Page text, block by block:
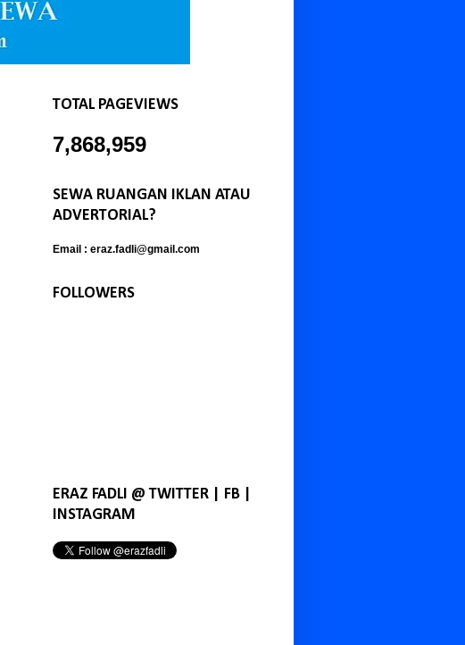
TOTAL PAGEVIEWS
7,868,959
SEWA RUANGAN IKLAN ATAU
ADVERTORIAL?
Email : eraz.fadli@gmail.com
FOLLOWERS
ERAZ FADLI @ TWITTER | FB |
INSTAGRAM